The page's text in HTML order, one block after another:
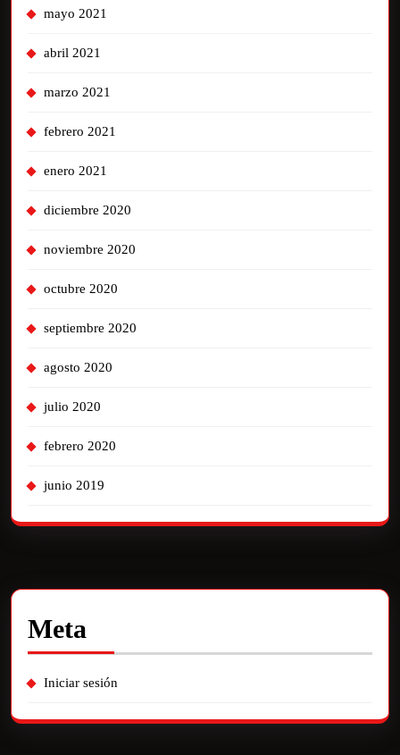
mayo 2021
abril 2021
marzo 2021
febrero 2021
enero 2021
diciembre 2020
noviembre 2020
octubre 2020
septiembre 2020
agosto 2020
julio 2020
febrero 2020
junio 2019
Meta
Iniciar sesión